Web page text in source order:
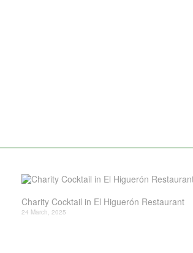
Charity Cocktail in El Higuerón Restaurant
24 March, 2025